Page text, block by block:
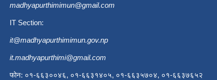
madhyapurthimimun@gmail.com
IT Section:
it@madhyapurthimimun.gov.np
it.madhyapurthimi@gmail.com
फोन: ०१-६६३००४६, ०१-६६३१४०५, ०१-६६३५७०४, ०१-६६३७६५२